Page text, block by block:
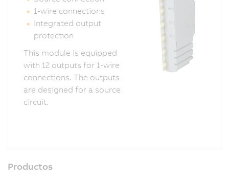
1-wire connections
Integrated output
protection
This module is equipped
with 12 outputs for 1-wire
connections. The outputs
are designed for a source
circuit.
Productos